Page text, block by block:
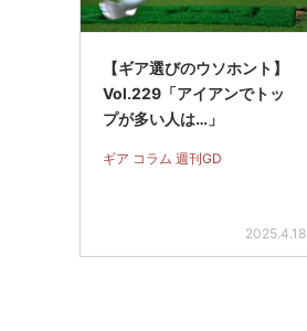
【ギア選びのウソホント】
Vol.229「アイアンでトッ
プが多い人は…」
ギア コラム 週刊GD
2025.4.18